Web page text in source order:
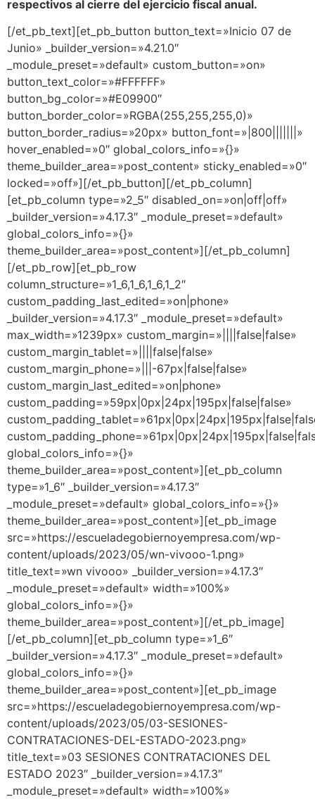
respectivos al cierre del ejercicio fiscal anual.
[/et_pb_text][et_pb_button button_text=»Inicio 07 de
Junio» _builder_version=»4.21.0″
_module_preset=»default» custom_button=»on»
button_text_color=»#FFFFFF»
button_bg_color=»#E09900″
button_border_color=»RGBA(255,255,255,0)»
button_border_radius=»20px» button_font=»|800|||||||»
hover_enabled=»0″ global_colors_info=»{}»
theme_builder_area=»post_content» sticky_enabled=»0″
locked=»off»][/et_pb_button][/et_pb_column]
[et_pb_column type=»2_5″ disabled_on=»on|off|off»
_builder_version=»4.17.3″ _module_preset=»default»
global_colors_info=»{}»
theme_builder_area=»post_content»][/et_pb_column]
[/et_pb_row][et_pb_row
column_structure=»1_6,1_6,1_6,1_2″
custom_padding_last_edited=»on|phone»
_builder_version=»4.17.3″ _module_preset=»default»
max_width=»1239px» custom_margin=»||||false|false»
custom_margin_tablet=»||||false|false»
custom_margin_phone=»|||-67px|false|false»
custom_margin_last_edited=»on|phone»
custom_padding=»59px|0px|24px|195px|false|false»
global_colors_info=»{}»
theme_builder_area=»post_content»][et_pb_column
type=»1_6″ _builder_version=»4.17.3″
_module_preset=»default» global_colors_info=»{}»
theme_builder_area=»post_content»][et_pb_image
src=»https://escueladegobiernoyempresa.com/wp-
content/uploads/2023/05/wn-vivooo-1.png»
title_text=»wn vivooo» _builder_version=»4.17.3″
_module_preset=»default» width=»100%»
global_colors_info=»{}»
theme_builder_area=»post_content»][/et_pb_image]
[/et_pb_column][et_pb_column type=»1_6″
_builder_version=»4.17.3″ _module_preset=»default»
global_colors_info=»{}»
theme_builder_area=»post_content»][et_pb_image
src=»https://escueladegobiernoyempresa.com/wp-
content/uploads/2023/05/03-SESIONES-
CONTRATACIONES-DEL-ESTADO-2023.png»
title_text=»03 SESIONES CONTRATACIONES DEL
ESTADO 2023″ _builder_version=»4.17.3″
_module_preset=»default» width=»100%»